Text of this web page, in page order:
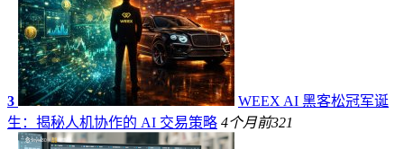
3
WEEX AI 黑客松冠军诞
生：揭秘人机协作的 AI 交易策略 4个月前321